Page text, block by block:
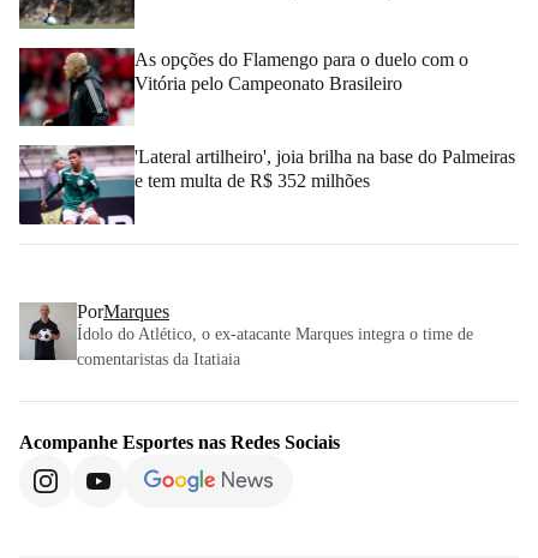
As opções do Flamengo para o duelo com o
Vitória pelo Campeonato Brasileiro
'Lateral artilheiro', joia brilha na base do Palmeiras
e tem multa de R$ 352 milhões
PorMarques
Ídolo do Atlético, o ex-atacante Marques integra o time de
comentaristas da Itatiaia
Acompanhe Esportes nas Redes Sociais